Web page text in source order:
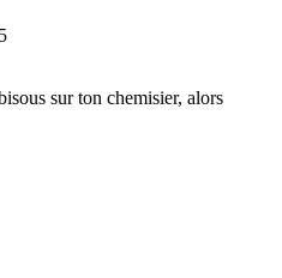
sur ton chemisier, alors